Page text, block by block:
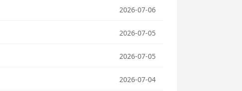
2026-07-06
2026-07-05
2026-07-05
2026-07-04